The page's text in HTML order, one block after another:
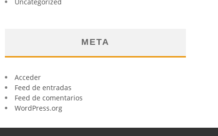
Uncategorized
META
Acceder
Feed de entradas
Feed de comentarios
WordPress.org